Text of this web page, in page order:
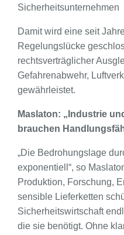
Sicherheitsunternehmen
Damit wird eine seit
Regelungslücke
rechtsverträglicher
Gefahrenabwehr,
gewährleistet.
Maslaton: „Industrie
brauchen
„Die Bedrohungslage
exponentiell“, so
Produktion, Forschung,
sensible Lieferketten
Sicherheitswirtschaft
die sie benötigt. Ohne